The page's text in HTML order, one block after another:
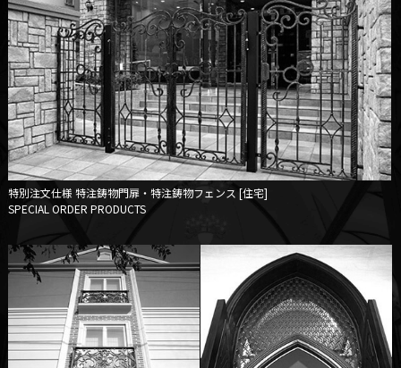
特別注文仕様 特注鋳物門扉・特注鋳物フェンス [住宅]
SPECIAL ORDER PRODUCTS